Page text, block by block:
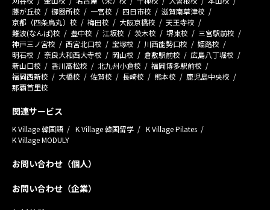
藤が丘校
御器所校 一宮校 四日市校
滋賀南草津校
京都（四条烏丸）校
梅田校 大阪京橋校
天王寺校
難波(なんば)校
豊中校 江坂校 茨木校 堺東校
三宮駅前校
神戸三ノ宮校
西宮北口校 宝塚校 川西能勢口校
姫路校
明石校
奈良大和西大寺校 岡山校 倉敷駅前校
広島八丁堀校
新山口校
香川高松校 北九州小倉校
福岡博多駅前校
福岡西新校
大橋校 佐賀校 長崎校 熊本校
鹿児島中央校
那覇首里校
関連サービス
K Village 韓国語 K Village 韓国留学
K Village Pilates
K Village MODULY
お問い合わせ（個人）
お問い合わせ（企業）